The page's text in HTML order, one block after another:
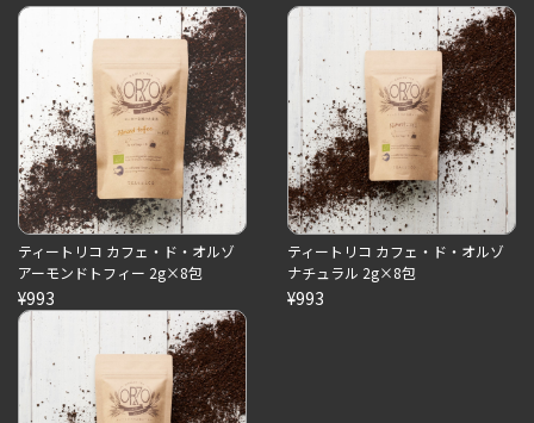
ティートリコ カフェ・ド・オルゾ
アーモンドトフィー 2g×8包
¥993
ティートリコ カフェ・ド・オルゾ
ナチュラル 2g×8包
¥993